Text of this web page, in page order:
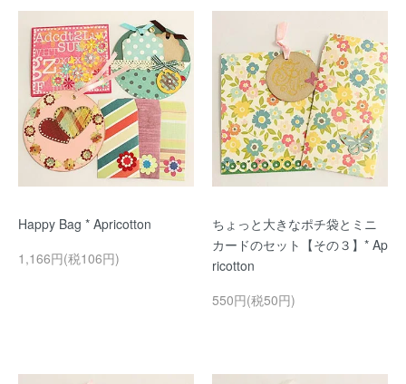
Happy Bag * Apricotton
1,166円(税106円)
ちょっと大きなポチ袋とミニ
カードのセット【その３】* Ap
ricotton
550円(税50円)